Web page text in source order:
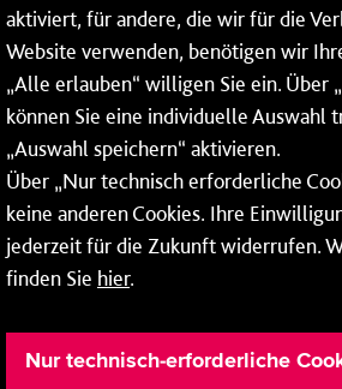
* Montags bis freitags bis 7 und ab
Wochenenden und Feiertagen
Anrufe je nach Themenauswahl an
RMV oder von nextbike
ausschließlich Auskünfte zum
meinRad.
aktiviert, für andere, die wir für die
Website verwenden, benötigen wir
„Alle erlauben“ willigen Sie ein. Über
können Sie eine individuelle Auswahl
„Auswahl speichern“ aktivieren.
Über „Nur technisch erforderliche
keine anderen Cookies. Ihre
jederzeit für die Zukunft widerrufen.
finden Sie hier.
Nur technisch-erforderliche